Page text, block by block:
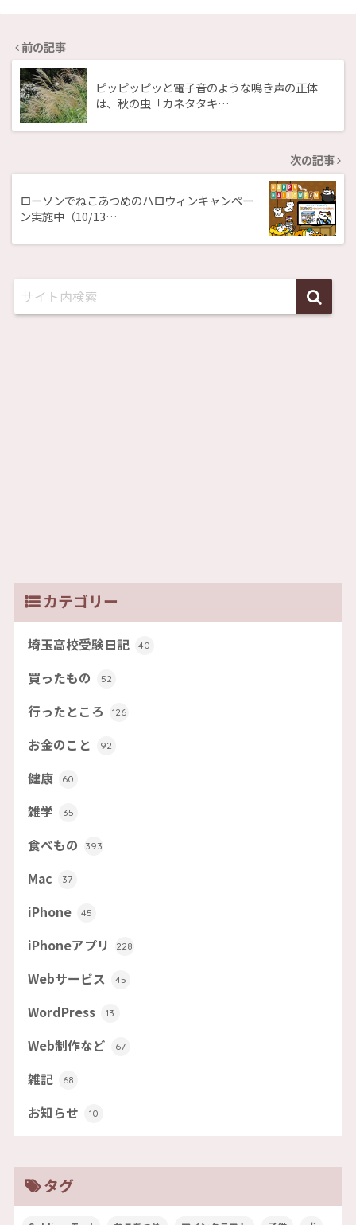
前の記事
ピッピッピッと電子音のような鳴き声の正体
は、秋の虫「カネタタキ…
次の記事
ローソンでねこあつめのハロウィンキャンペー
ン実施中（10/13…
カテゴリー
埼玉高校受験日記 40
買ったもの 52
行ったところ 126
お金のこと 92
健康 60
雑学 35
食べもの 393
Mac 37
iPhone 45
iPhoneアプリ 228
Webサービス 45
WordPress 13
Web制作など 67
雑記 68
お知らせ 10
タグ